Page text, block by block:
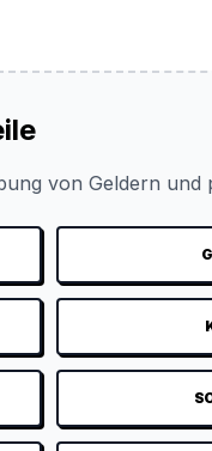
von Geldern und